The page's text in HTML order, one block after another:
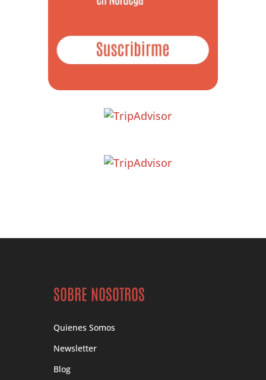
SOBRE NOSOTROS
Quienes Somos
Newsletter
Blog